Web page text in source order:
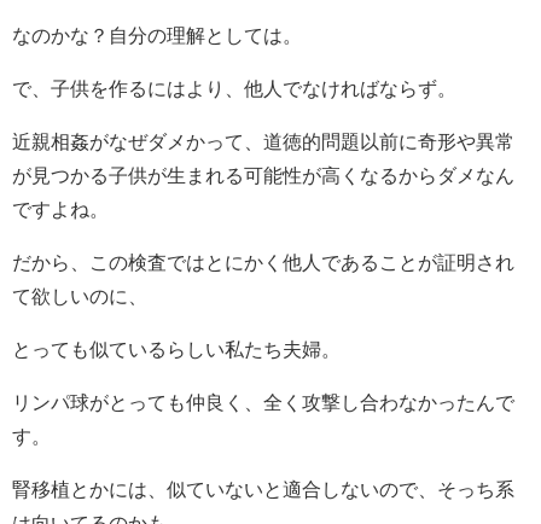
なのかな？自分の理解としては。
で、子供を作るにはより、他人でなければならず。
近親相姦がなぜダメかって、道徳的問題以前に奇形や異常
が見つかる子供が生まれる可能性が高くなるからダメなん
ですよね。
だから、この検査ではとにかく他人であることが証明され
て欲しいのに、
とっても似ているらしい私たち夫婦。
リンパ球がとっても仲良く、全く攻撃し合わなかったんで
す。
腎移植とかには、似ていないと適合しないので、そっち系